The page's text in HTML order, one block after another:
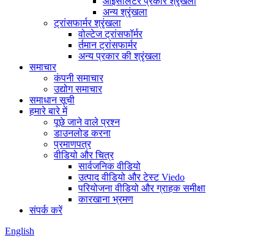
अन्य श्रृंखला
ट्रांसफार्मर श्रृंखला
वोल्टेज ट्रांसफॉर्मर
र्तमान ट्रांसफार्मर
अन्य प्रकार की श्रृंखला
समाचार
कंपनी समाचार
उद्योग समाचार
समाधान सूची
हमारे बारे में
पूछे जाने वाले प्रश्न
डाउनलोड करना
प्रमाणपत्र
वीडियो और चित्र
सार्वजनिक वीडियो
उत्पाद वीडियो और टेस्ट Viedo
परियोजना वीडियो और ग्राहक समीक्षा
कारखाना भ्रमण
संपर्क करें
English